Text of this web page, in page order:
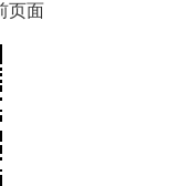
页面